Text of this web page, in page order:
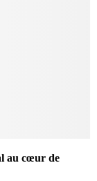
au cœur de